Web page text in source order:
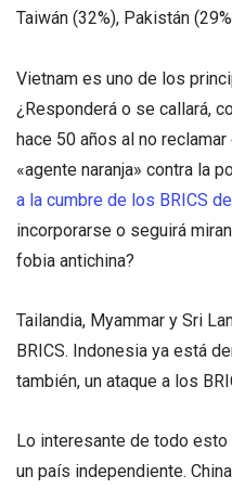
Taiwán (32%), Pakistán
Vietnam es uno de los
¿Responderá o se callará,
hace 50 años al no
«agente naranja» contra la
a la cumbre de los BRICS
incorporarse o seguirá
fobia antichina?
Tailandia, Myammar y Sri
BRICS. Indonesia ya está
también, un ataque a los
Lo interesante de todo
un país independiente.